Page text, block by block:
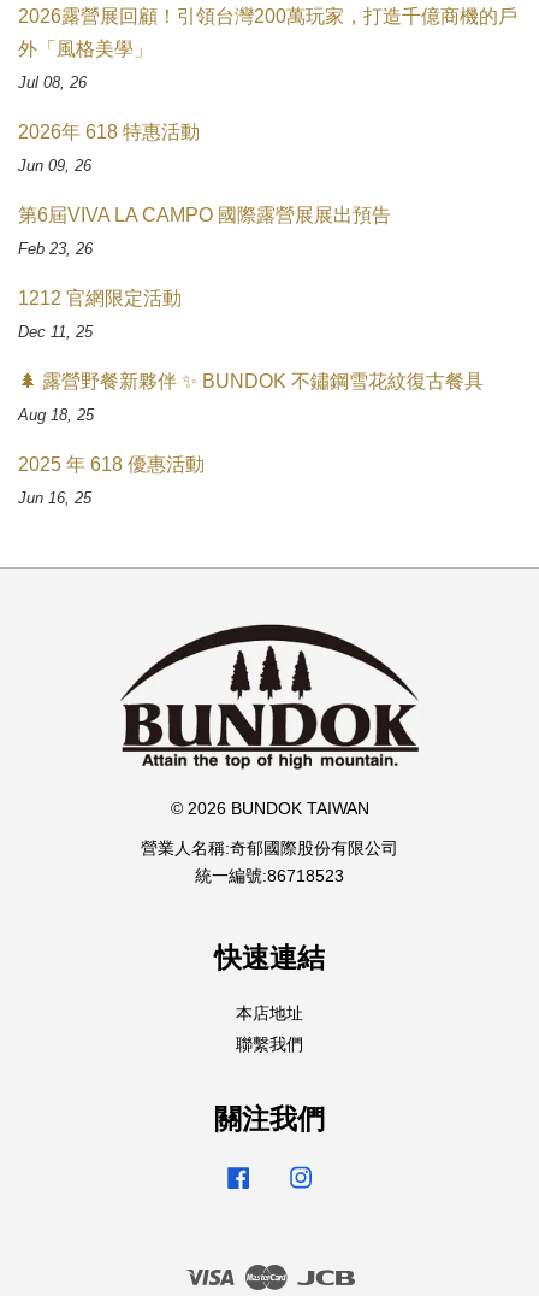
2026露營展回顧！引領台灣200萬玩家，打造千億商機的戶
外「風格美學」
Jul 08, 26
2026年 618 特惠活動
Jun 09, 26
第6屆VIVA LA CAMPO 國際露營展展出預告
Feb 23, 26
1212 官網限定活動
Dec 11, 25
🌲 露營野餐新夥伴 ✨ BUNDOK 不鏽鋼雪花紋復古餐具
Aug 18, 25
2025 年 618 優惠活動
Jun 16, 25
© 2026 BUNDOK TAIWAN
營業人名稱:奇郁國際股份有限公司
統一編號:86718523
快速連結
本店地址
聯繫我們
關注我們
Facebook
Visa Master